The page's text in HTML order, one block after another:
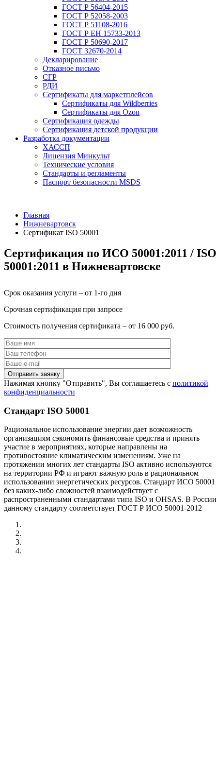
ГОСТ Р 56404-2015
ГОСТ Р 52058-2003
ГОСТ Р 51108-2016
ГОСТ Р ЕН 15733-2013
ГОСТ Р 50690-2017
ГОСТ 32670-2014
Декларирование
Отказное письмо
СГР
РДИ
Сертификаты для маркетплейсов
Сертификаты для Wildberries
Сертификаты для Ozon
Сертификация одежды
Сертификация детской продукции
Разработка документации
ХАССП
Лицензия Минкульт
Технические условия
Стандарты и регламенты
Паспорт безопасности MSDS
Главная
Нижневартовск
Сертификат ISO 50001
Сертификация по ИСО 50001:2011 / ISO
50001:2011 в Нижневартовске
Срок оказания услуги – от 1-го дня
Срочная сертификация при запросе
Стоимость получения сертификата – от 16 000 руб.
Нажимая кнопку "Отправить", Вы соглашаетесь с политикой
конфиденциальности
Стандарт ISO 50001
Рациональное использование энергии дает возможность
организациям сэкономить финансовые средства и принять
участие в мероприятиях, которые направлены на
противостояние климатическим изменениям. Уже на
протяжении многих лет стандарты ISO активно используются
на территории РФ и играют важную роль в рациональном
использовании энергетических ресурсов. Стандарт ИСО 50001
без каких-либо сложностей взаимодействует с
распространенными стандартами типа ISO и OHSAS. В России
данному стандарту соответствует ГОСТ Р ИСО 50001-2012